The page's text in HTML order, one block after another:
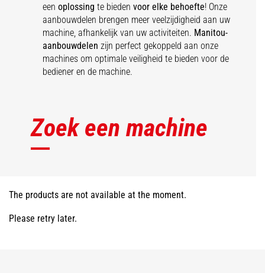
eenoplossing te biedenvoor elke behoefte! Onze
aanbouwdelen brengen meer veelzijdigheid aan uw
machine, afhankelijk van uw activiteiten. Manitou-
aanbouwdelen zijn perfect gekoppeld aan onze
machines om optimale veiligheid te bieden voor de
bediener en de machine.
Zoek een machine
The products are not available at the moment.
Please retry later.